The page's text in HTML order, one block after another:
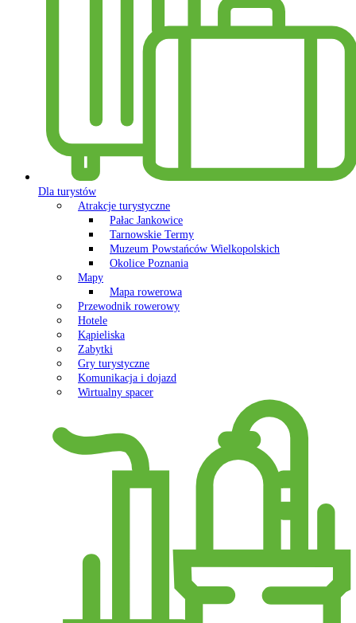
Dla turystów
Atrakcje turystyczne
Pałac Jankowice
Tarnowskie Termy
Muzeum Powstańców Wielkopolskich
Okolice Poznania
Mapy
Mapa rowerowa
Przewodnik rowerowy
Hotele
Kąpieliska
Zabytki
Gry turystyczne
Komunikacja i dojazd
Wirtualny spacer